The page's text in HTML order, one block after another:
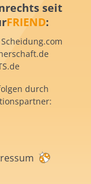
seit
FRIEND:
durch